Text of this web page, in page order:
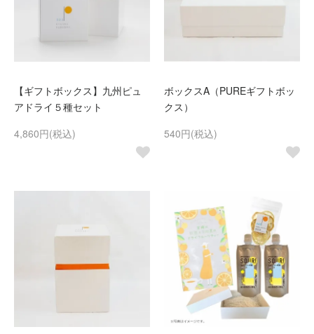
【ギフトボックス】九州ピュ
アドライ５種セット
4,860円(税込)
ボックスA（PUREギフトボッ
クス）
540円(税込)